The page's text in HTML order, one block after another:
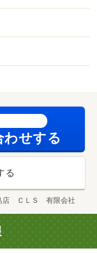
わせする
る
店 ＣＬＳ 有限会社